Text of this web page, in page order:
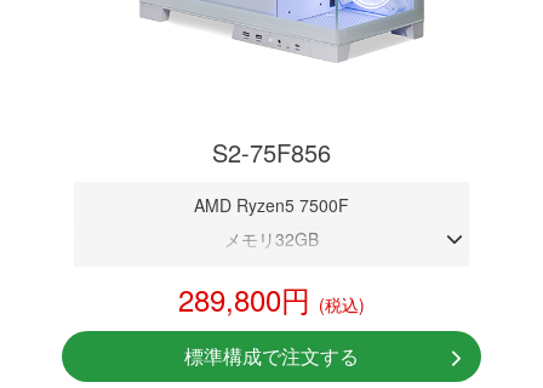
S2-75F856
AMD Ryzen5 7500F
メモリ32GB
NVMeSSD 1TB
無線LAN Bluetooth対応
Windows11 Home 64bit
289,800円 (税込)
標準構成で注文する